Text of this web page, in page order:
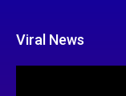
Viral News